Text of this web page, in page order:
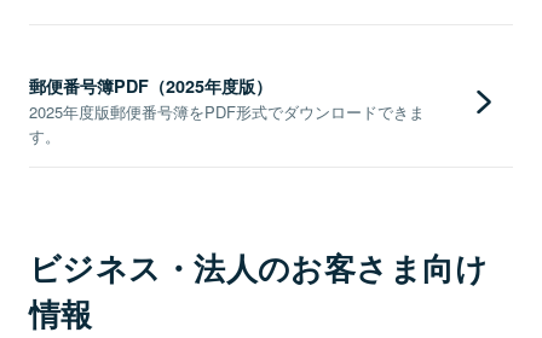
郵便番号簿PDF（2025年度版）
2025年度版郵便番号簿をPDF形式でダウンロードできま
す。
ビジネス・法人のお客さま向け
情報